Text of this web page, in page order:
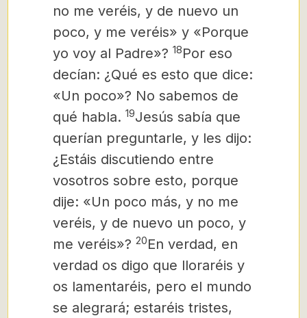
no me veréis, y de nuevo un
poco, y me veréis» y «Porque
yo voy al Padre»? 18Por eso
decían: ¿Qué es esto que dice:
«Un poco»? No sabemos de
qué habla. 19Jesús sabía que
querían preguntarle, y les dijo:
¿Estáis discutiendo entre
vosotros sobre esto, porque
dije: «Un poco más, y no me
veréis, y de nuevo un poco, y
me veréis»? 20En verdad, en
verdad os digo que lloraréis y
os lamentaréis, pero el mundo
se alegrará; estaréis tristes,